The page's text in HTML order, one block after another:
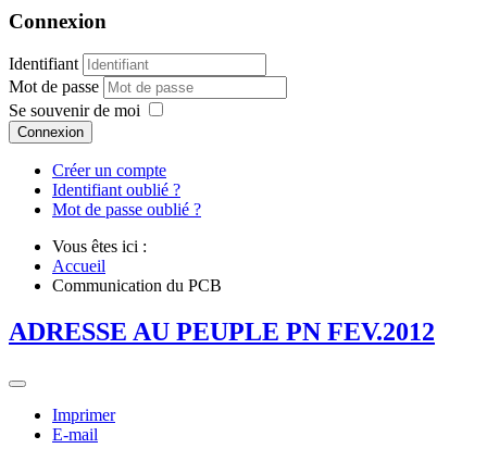
Connexion
Identifiant
Mot de passe
Se souvenir de moi
Connexion
Créer un compte
Identifiant oublié ?
Mot de passe oublié ?
Vous êtes ici :
Accueil
Communication du PCB
ADRESSE AU PEUPLE PN FEV.2012
Imprimer
E-mail